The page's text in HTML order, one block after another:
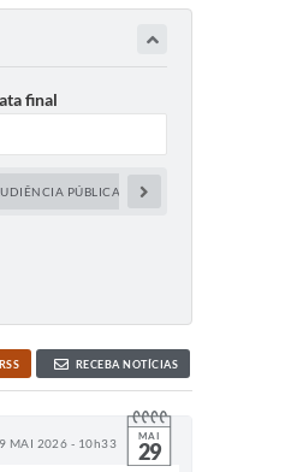
final
PÚBLICA
RSS RECEBA NOTÍCIAS
MAI 2026 - 10h33 MAI
29